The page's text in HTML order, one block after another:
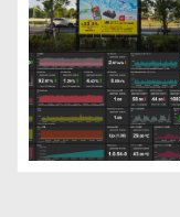
ョ
ン